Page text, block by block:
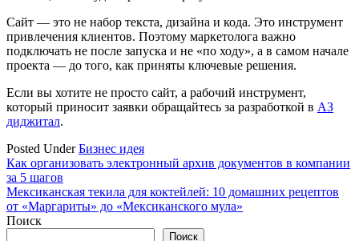
Сайт — это не набор текста, дизайна и кода. Это инструмент
привлечения клиентов. Поэтому маркетолога важно
подключать не после запуска и не «по ходу», а в самом начале
проекта — до того, как приняты ключевые решения.
Если вы хотите не просто сайт, а рабочий инструмент,
который приносит заявки обращайтесь за разработкой в АЗ
диджитал.
Posted UnderБизнес идея
Навигация
по
записям
Как организовать электронный архив документов в компании
за 5 шагов
Мексиканская текила для коктейлей: 10 домашних рецептов
от «Маргариты» до «Мексиканского мула»
Поиск
Поиск